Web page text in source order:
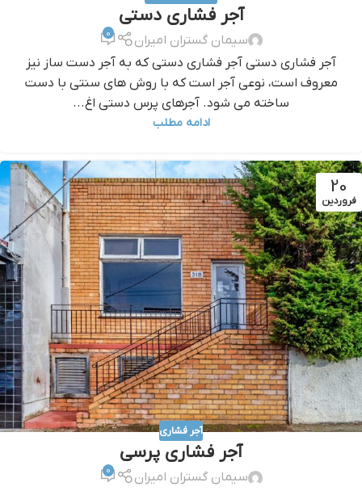
آجر فشاری دستی
سیمان گستران امیران 0
آجر فشاری دستی آجر فشاری دستی که به آجر دست ساز نیز
معروف است، نوعی آجر است که با روش های سنتی با دست
ساخته می شود. آجرهای پرس دستی اغ...
ادامه مطلب
20
فروردین
آجر فشاری
آجر فشاری پرسی
سیمان گستران امیران 0